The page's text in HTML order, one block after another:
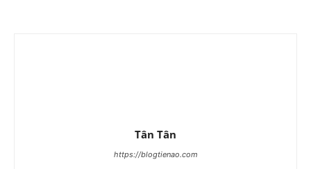
Tân Tân
https://blogtienao.com